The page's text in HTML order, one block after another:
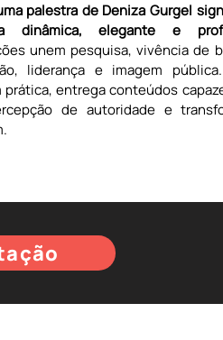
palestra de Deniza Gurgel
dinâmica, elegante e
unem pesquisa, vivência de
liderança e imagem
prática, entrega conteúdos
de autoridade e